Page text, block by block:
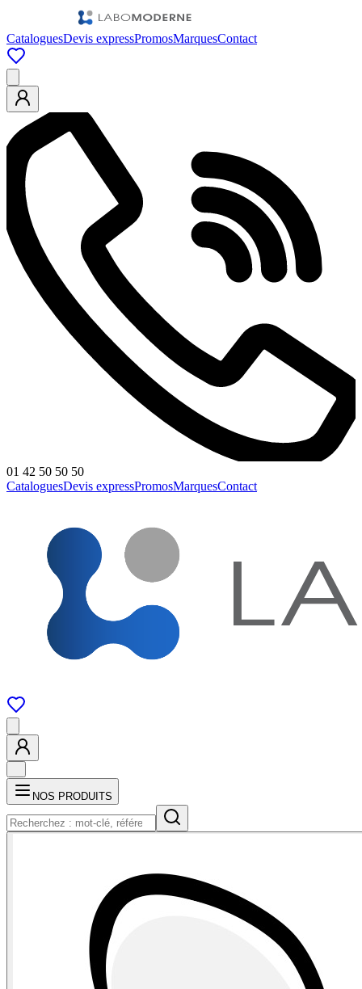
CataloguesDevis expressPromosMarquesContact
01 42 50 50 50
CataloguesDevis expressPromosMarquesContact
NOS PRODUITS